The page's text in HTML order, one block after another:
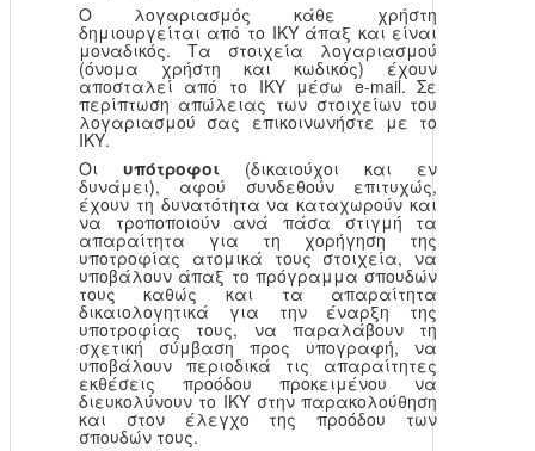
Ο λογαριασμός κάθε χρήστη
δημιουργείται από το ΙΚΥ άπαξ και είναι
μοναδικός. Τα στοιχεία λογαριασμού
(όνομα χρήστη και κωδικός) έχουν
αποσταλεί από το ΙΚΥ μέσω e-mail. Σε
περίπτωση απώλειας των στοιχείων του
λογαριασμού σας επικοινωνήστε με το
ΙΚΥ.
Οι υπότροφοι(δικαιούχοι και εν
δυνάμει), αφού συνδεθούν επιτυχώς,
έχουν τη δυνατότητα να καταχωρούν και
να τροποποιούν ανά πάσα στιγμή τα
απαραίτητα για τη χορήγηση της
υποτροφίας ατομικά τους στοιχεία, να
υποβάλουν άπαξ το πρόγραμμα σπουδών
τους καθώς και τα απαραίτητα
δικαιολογητικά για την έναρξη της
υποτροφίας τους, να παραλάβουν τη
σχετική σύμβαση προς υπογραφή, να
υποβάλουν περιοδικά τις απαραίτητες
εκθέσεις προόδου προκειμένου να
διευκολύνουν το ΙΚΥ στην παρακολούθηση
και στον έλεγχο της προόδου των
σπουδών τους.